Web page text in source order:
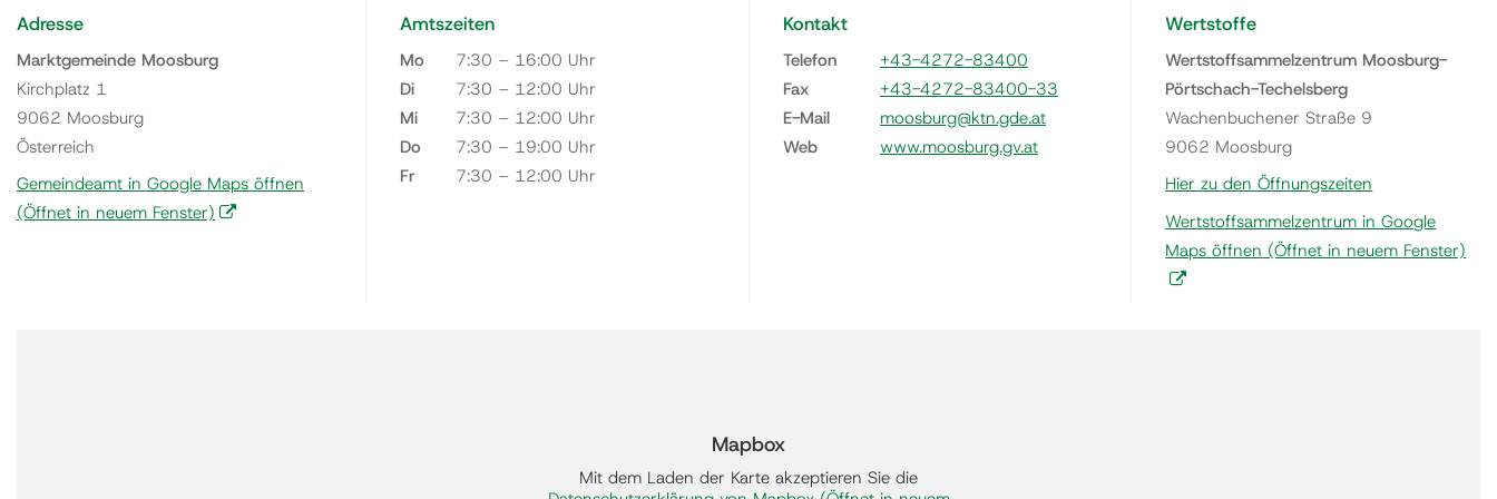
Adresse
Marktgemeinde Moosburg
Kirchplatz 1
9062 Moosburg
Österreich
Gemeindeamt in Google Maps öffnen
(Öffnet in neuem Fenster)
Amtszeiten
Mo
7:30 – 16:00 Uhr
Di
7:30 – 12:00 Uhr
Mi
7:30 – 12:00 Uhr
Do
7:30 – 19:00 Uhr
Fr
7:30 – 12:00 Uhr
Kontakt
Telefon
+43-4272-83400
Fax
+43-4272-83400-33
E-Mail
moosburg@ktn.gde.at
Web
www.moosburg.gv.at
Wertstoffe
Wertstoffsammelzentrum Moosburg-
Pörtschach-Techelsberg
Wachenbuchener Straße 9
9062 Moosburg
Hier zu den Öffnungszeiten
Wertstoffsammelzentrum in Google
Maps öffnen (Öffnet in neuem Fenster)
Mapbox
Mit dem Laden der Karte akzeptieren Sie die